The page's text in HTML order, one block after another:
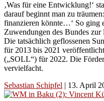
‚Was für eine Entwicklung!‘
darauf beginnt man zu
finanzieren könnte…‘ So ging
Zuwendungen des Bundes
Die tatsächlich geflossenen
für 2013 bis 2021
(„SOLL“) für 2022. Die
vervielfacht.
Sebastian Schipfel | 13. April